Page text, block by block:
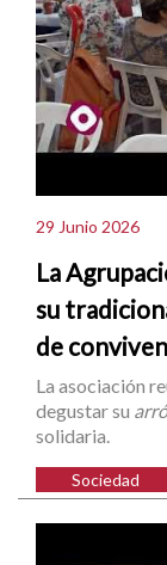
29 Junio 2026
La
su
de
La asociación
degustar su
solidaria.
Sociedad